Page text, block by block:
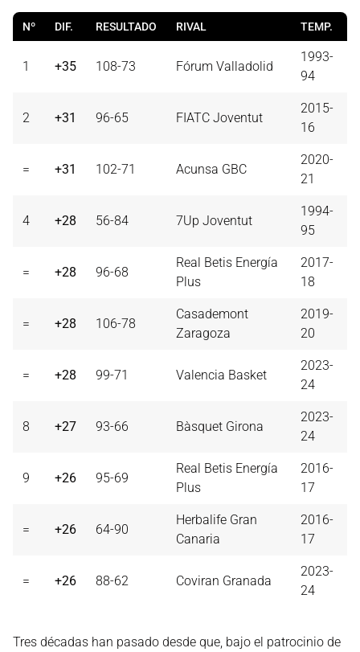
Nº DIF. RESULTADO RIVAL TEMP.
1 +35 108-73 Fórum Valladolid
1993-
94
2 +31 96-65 FIATC Joventut
2015-
16
= +31 102-71 Acunsa GBC
2020-
21
4 +28 56-84 7Up Joventut
1994-
95
= +28 96-68
Real Betis Energía
Plus
2017-
18
= +28 106-78
Casademont
Zaragoza
2019-
20
= +28 99-71 Valencia Basket
2023-
24
8 +27 93-66 Bàsquet Girona
2023-
24
9 +26 95-69
Real Betis Energía
Plus
2016-
17
= +26 64-90
Herbalife Gran
Canaria
2016-
17
= +26 88-62 Coviran Granada
2023-
24
Tres décadas han pasado desde que, bajo el patrocinio de